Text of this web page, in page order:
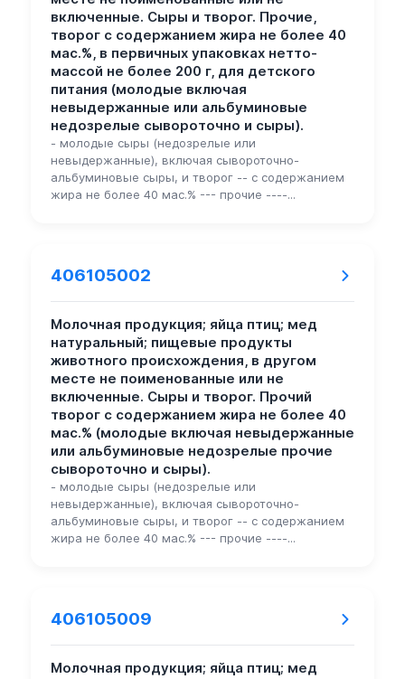
включенные. Сыры и творог. Прочие,
творог с содержанием жира не более 40
мас.%, в первичных упаковках нетто-
массой не более 200 г, для детского
питания (молодые включая
невыдержанные или альбуминовые
недозрелые сывороточно и сыры).
- молодые сыры (недозрелые или
невыдержанные), включая сывороточно-
альбуминовые сыры, и творог -- с содержанием
жира не более 40 мас.% --- прочие ----...
406105002
Молочная продукция; яйца птиц; мед
натуральный; пищевые продукты
животного происхождения, в другом
месте не поименованные или не
включенные. Сыры и творог. Прочий
творог с содержанием жира не более 40
мас.% (молодые включая невыдержанные
или альбуминовые недозрелые прочие
сывороточно и сыры).
- молодые сыры (недозрелые или
невыдержанные), включая сывороточно-
альбуминовые сыры, и творог -- с содержанием
жира не более 40 мас.% --- прочие ----...
406105009
Молочная продукция; яйца птиц; мед